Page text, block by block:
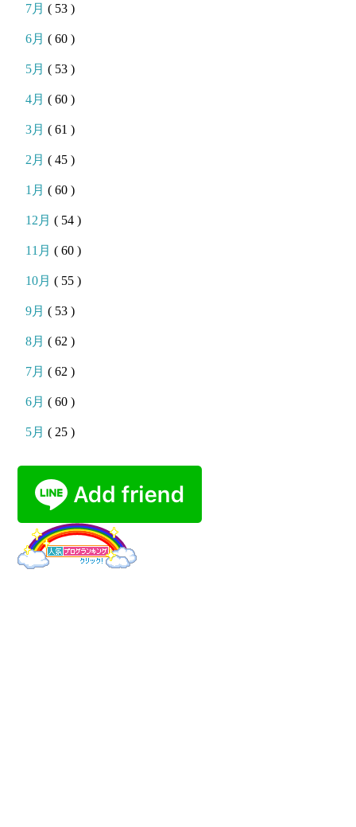
7月( 53 )
6月( 60 )
5月( 53 )
4月( 60 )
3月( 61 )
2月( 45 )
1月( 60 )
12月( 54 )
11月( 60 )
10月( 55 )
9月( 53 )
8月( 62 )
7月( 62 )
6月( 60 )
5月( 25 )